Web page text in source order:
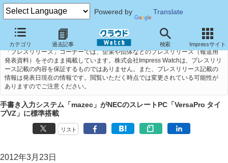
Powered by Translate
カテゴリ 過去記事 検索 Impressサイト
「プレスリリース」コーナーでは、企業や団体などのプレスリリース（報道用
発表資料）をそのまま掲載しています。株式会社Impress Watchは、プレスリリ
ース記載の内容を保証するものではありません。また、プレスリリース記載の
情報は発表日現在の情報です。閲覧いただく時点では変更されている可能性が
ありますのでご注意ください。
手書き入力システム「mazec」がNECのスレートPC「VersaPro タイ
プVZ」に標準搭載
リスト
2012年3月23日